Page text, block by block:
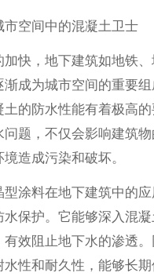
市空间中的混凝土卫士
加快，地下建筑如地铁
成为城市空间的重要
的防水性能有着极高的
题，不仅会影响建筑
造成污染和破坏。
涂料在地下建筑中的
水保护。它能够深入混
有效阻止地下水的渗透
性和耐久性，能够长